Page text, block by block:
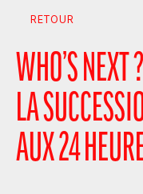
RETOUR
WHO’S NEXT
LA
AUX 24